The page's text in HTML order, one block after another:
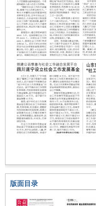
版面目录